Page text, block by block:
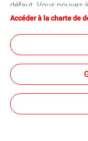
Nos actualités
défaut. Vous pouvez
paramètres de
vous acceptez le
cas où vous cliquez
techniques
seront utilisés. Pour
traceurs ».
Accéder à la charte de